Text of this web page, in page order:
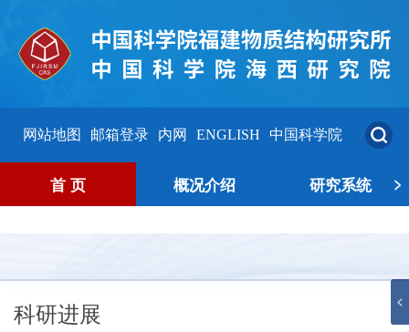
网站地图 邮箱登录 内网 ENGLISH 中国科学院
首 页 概况介绍 研究系统 >
<
科研进展